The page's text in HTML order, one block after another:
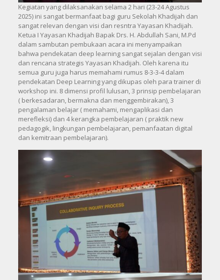
Kegiatan yang dilaksanakan selama 2 hari (23-24 Agustus
2025) ini sangat bermanfaat bagi guru Sekolah Khadijah dan
sangat relevan dengan visi dan resntra Yayasan Khadijah.
Ketua I Yayasan Khadijah Bapak Drs. H. Abdullah Sani, M.Pd
dalam sambutan pembukaan acara ini menyampaikan
bahwa pendekatan deep learning sangat sejalan dengan visi
dan rencana strategis Yayasan Khadijah. Oleh karena itu
semua guru juga harus memahami rumus 8-3-3-4 dalam
pendekatan Deep Learning yang dikupas oleh para trainer di
workshop ini. 8 dimensi profil lulusan, 3 prinsip pembelajaran
( berkesadaran, bermakna dan menggembirakan), 3
pengalaman belajar ( memahami, mengaplikasi dan
merefleksi) dan 4 kerangka pembelajaran ( praktik new
pedagogik, lingkungan pembelajaran, pemanfaatan digital
dan kemitraan pembelajaran).